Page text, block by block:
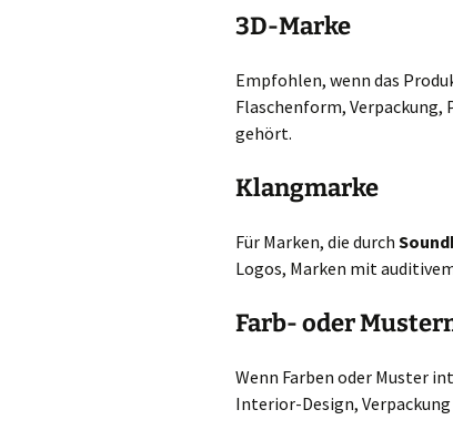
3D-Marke
Empfohlen, wenn das
Flaschenform, Verpackung,
gehört.
Klangmarke
Für Marken, die durch
Logos, Marken mit
Farb- oder
Wenn Farben oder Muster
Interior-Design,